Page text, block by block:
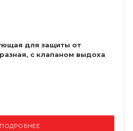
для защиты от
с клапаном выдоха
ПОДРОБНЕЕ